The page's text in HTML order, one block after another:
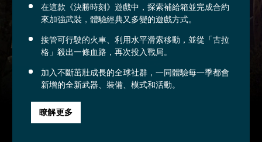
在這款《決勝時刻》遊戲中，探索補給箱並完成合約
來加強武裝，體驗經典又多變的遊戲方式。
接管可行駛的火車、利用水平滑索移動，並從「古拉
格」殺出一條血路，再次投入戰局。
加入不斷茁壯成長的全球社群，一同體驗每一季都會
新增的全新武器、裝備、模式和活動。
瞭解更多